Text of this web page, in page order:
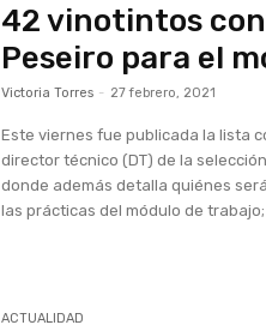
42 vinotintos
Peseiro para el
Victoria Torres - 27 febrero, 2021
Este viernes fue publicada la lista
director técnico (DT) de la
donde además detalla quiénes
las prácticas del módulo de trabajo;
ACTUALIDAD